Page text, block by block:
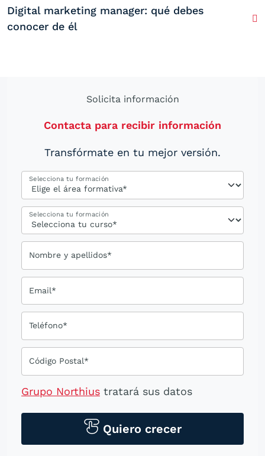
Digital marketing manager: qué debes
conocer de él
Solicita información
Contacta para recibir información
Transfórmate en tu mejor versión.
Selecciona tu formación
Selecciona tu formación
Nombre y apellidos*
Email*
Teléfono*
Código Postal*
Grupo Northius tratará sus datos
tecnológicos, incluso aplicaciones de
mensajería instantánea, con el fin de
Quiero crecer